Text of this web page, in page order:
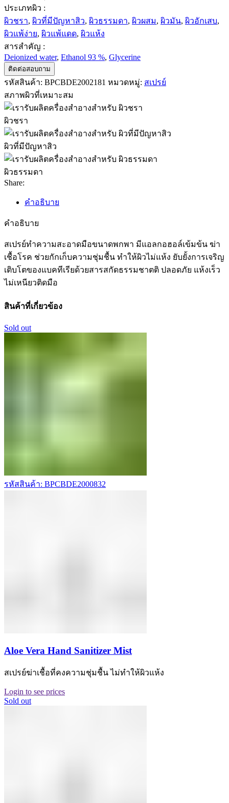
ประเภทผิว :
ผิวชรา, ผิวที่มีปัญหาสิว, ผิวธรรมดา, ผิวผสม, ผิวมัน, ผิวอักเสบ,
ผิวแพ้ง่าย, ผิวแพ้แดด, ผิวแห้ง
สารสำคัญ :
Deionized water, Ethanol 93 %, Glycerine
ติดต่อสอบถาม
รหัสสินค้า: BPCBDE2002181 หมวดหมู่: สเปรย์
สภาพผิวที่เหมาะสม
ผิวชรา
ผิวที่มีปัญหาสิว
ผิวธรรมดา
Share:
คำอธิบาย
คำอธิบาย
สเปรย์ทำความสะอาดมือขนาดพกพา มีแอลกอฮอล์เข้มข้น ฆ่า
เชื้อโรค ช่วยกักเก็บความชุ่มชื้น ทำให้ผิวไม่แห้ง ยับยั้งการเจริญ
เติบโตของแบคทีเรียด้วยสารสกัดธรรมชาตติ ปลอดภัย แห้งเร็ว
ไม่เหนียวติดมือ
สินค้าที่เกี่ยวข้อง
Sold out
รหัสสินค้า: BPCBDE2000832
Aloe Vera Hand Sanitizer Mist
สเปรย์ฆ่าเชื้อที่คงความชุ่มชื้น ไม่ทำให้ผิวแห้ง
Login to see prices
Sold out